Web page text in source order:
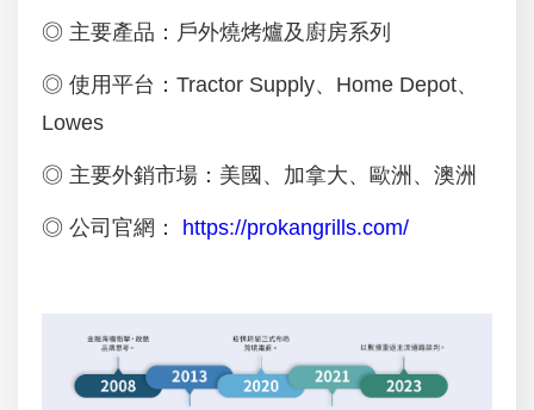
◎ 主要產品：戶外燒烤爐及廚房系列
◎ 使用平台：Tractor Supply、Home Depot、
Lowes
◎ 主要外銷市場：美國、加拿大、歐洲、澳洲
◎ 公司官網： https://prokangrills.com/